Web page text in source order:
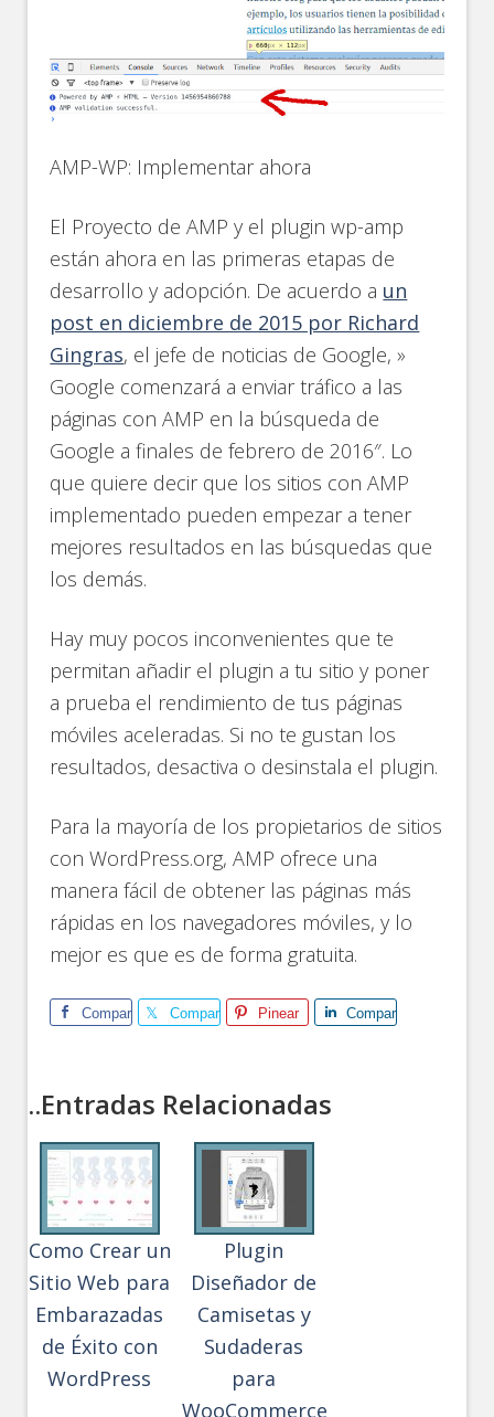
AMP-WP: Implementar ahora
El Proyecto de AMP y el plugin wp-amp
están ahora en las primeras etapas de
desarrollo y adopción. De acuerdo a un
post en diciembre de 2015 por Richard
Gingras, el jefe de noticias de Google, »
Google comenzará a enviar tráfico a las
páginas con AMP en la búsqueda de
Google a finales de febrero de 2016″. Lo
que quiere decir que los sitios con AMP
implementado pueden empezar a tener
mejores resultados en las búsquedas que
los demás.
Hay muy pocos inconvenientes que te
permitan añadir el plugin a tu sitio y poner
a prueba el rendimiento de tus páginas
móviles aceleradas. Si no te gustan los
resultados, desactiva o desinstala el plugin.
Para la mayoría de los propietarios de sitios
con WordPress.org, AMP ofrece una
manera fácil de obtener las páginas más
rápidas en los navegadores móviles, y lo
mejor es que es de forma gratuita.
Comparte Comparte Pinear Comparte
..Entradas Relacionadas
Como Crear un
Sitio Web para
Embarazadas
de Éxito con
WordPress
Plugin
Diseñador de
Camisetas y
Sudaderas
para
WooCommerce